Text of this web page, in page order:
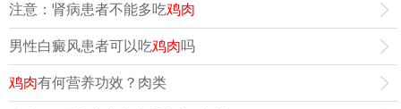
注意：肾病患者不能多吃鸡肉
男性白癜风患者可以吃鸡肉吗
鸡肉有何营养功效？肉类